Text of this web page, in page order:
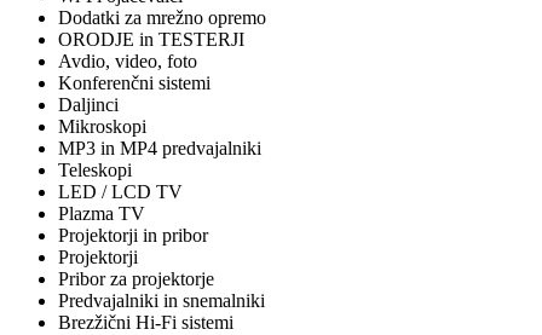
Dodatki za mrežno opremo
ORODJE in TESTERJI
Avdio, video, foto
Konferenčni sistemi
Daljinci
Mikroskopi
MP3 in MP4 predvajalniki
Teleskopi
LED / LCD TV
Plazma TV
Projektorji in pribor
Projektorji
Pribor za projektorje
Predvajalniki in snemalniki
Brezžični Hi-Fi sistemi